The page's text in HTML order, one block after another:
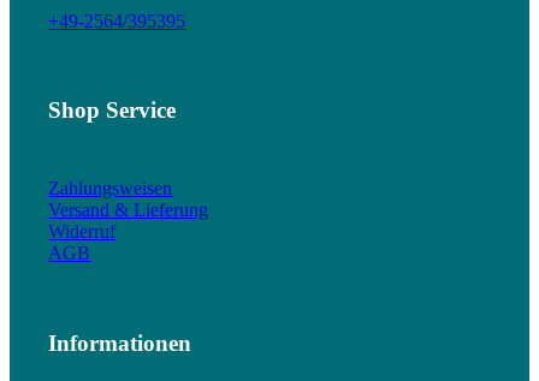
+49-2564/395395
Shop Service
Zahlungsweisen
Versand & Lieferung
Widerruf
AGB
Informationen